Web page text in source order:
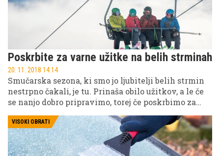
Poskrbite za varne užitke na belih strminah
20. 11. 2018 14.14
Smučarska sezona, ki smo jo ljubitelji belih strmin
nestrpno čakali, je tu. Prinaša obilo užitkov, a le če
se nanjo dobro pripravimo, torej če poskrbimo za
opremo. In če zraven prištejemo še upoštevanje
bontona na smučišču, je veselje zagotovljeno.
VISOKI OBRATI